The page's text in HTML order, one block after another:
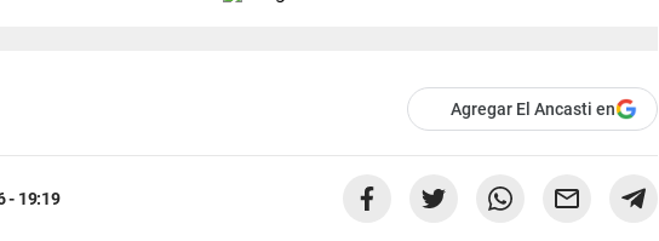
Agregar El Ancasti en
- 19:19